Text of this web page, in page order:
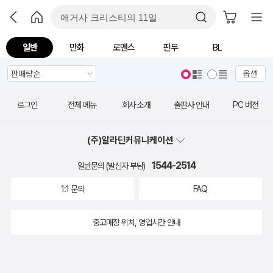
일반 만화 로맨스 판무 BL
옵션
로그인 전체 메뉴 회사 소개 출판사 안내 PC 버전
(주)알라딘커뮤니케이션
일반문의 (발신자 부담) 1544-2514
1:1 문의 FAQ
중고매장 위치, 영업시간 안내